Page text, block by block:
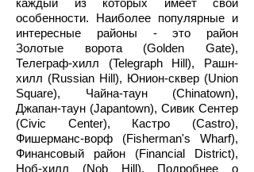
каждый из которых имеет свои
особенности. Наиболее популярные и
интересные районы - это район
Золотые ворота (Golden Gate),
Телеграф-хилл (Telegraph Hill), Рашн-
хилл (Russian Hill), Юнион-сквер (Union
Square), Чайна-таун (Chinatown),
Джапан-таун (Japantown), Сивик Сентер
(Civic Center), Кастро (Castro),
Фишерманс-ворф (Fisherman's Wharf),
Финансовый район (Financial District),
Ноб-хилл (Nob Hill). Подробнее о